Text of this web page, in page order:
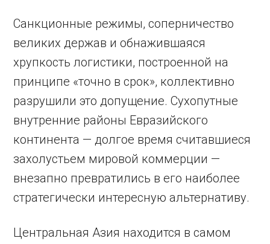
Санкционные режимы, соперничество
великих держав и обнажившаяся
хрупкость логистики, построенной на
принципе «точно в срок», коллективно
разрушили это допущение. Сухопутные
внутренние районы Евразийского
континента — долгое время считавшиеся
захолустьем мировой коммерции —
внезапно превратились в его наиболее
стратегически интересную альтернативу.
Центральная Азия находится в самом